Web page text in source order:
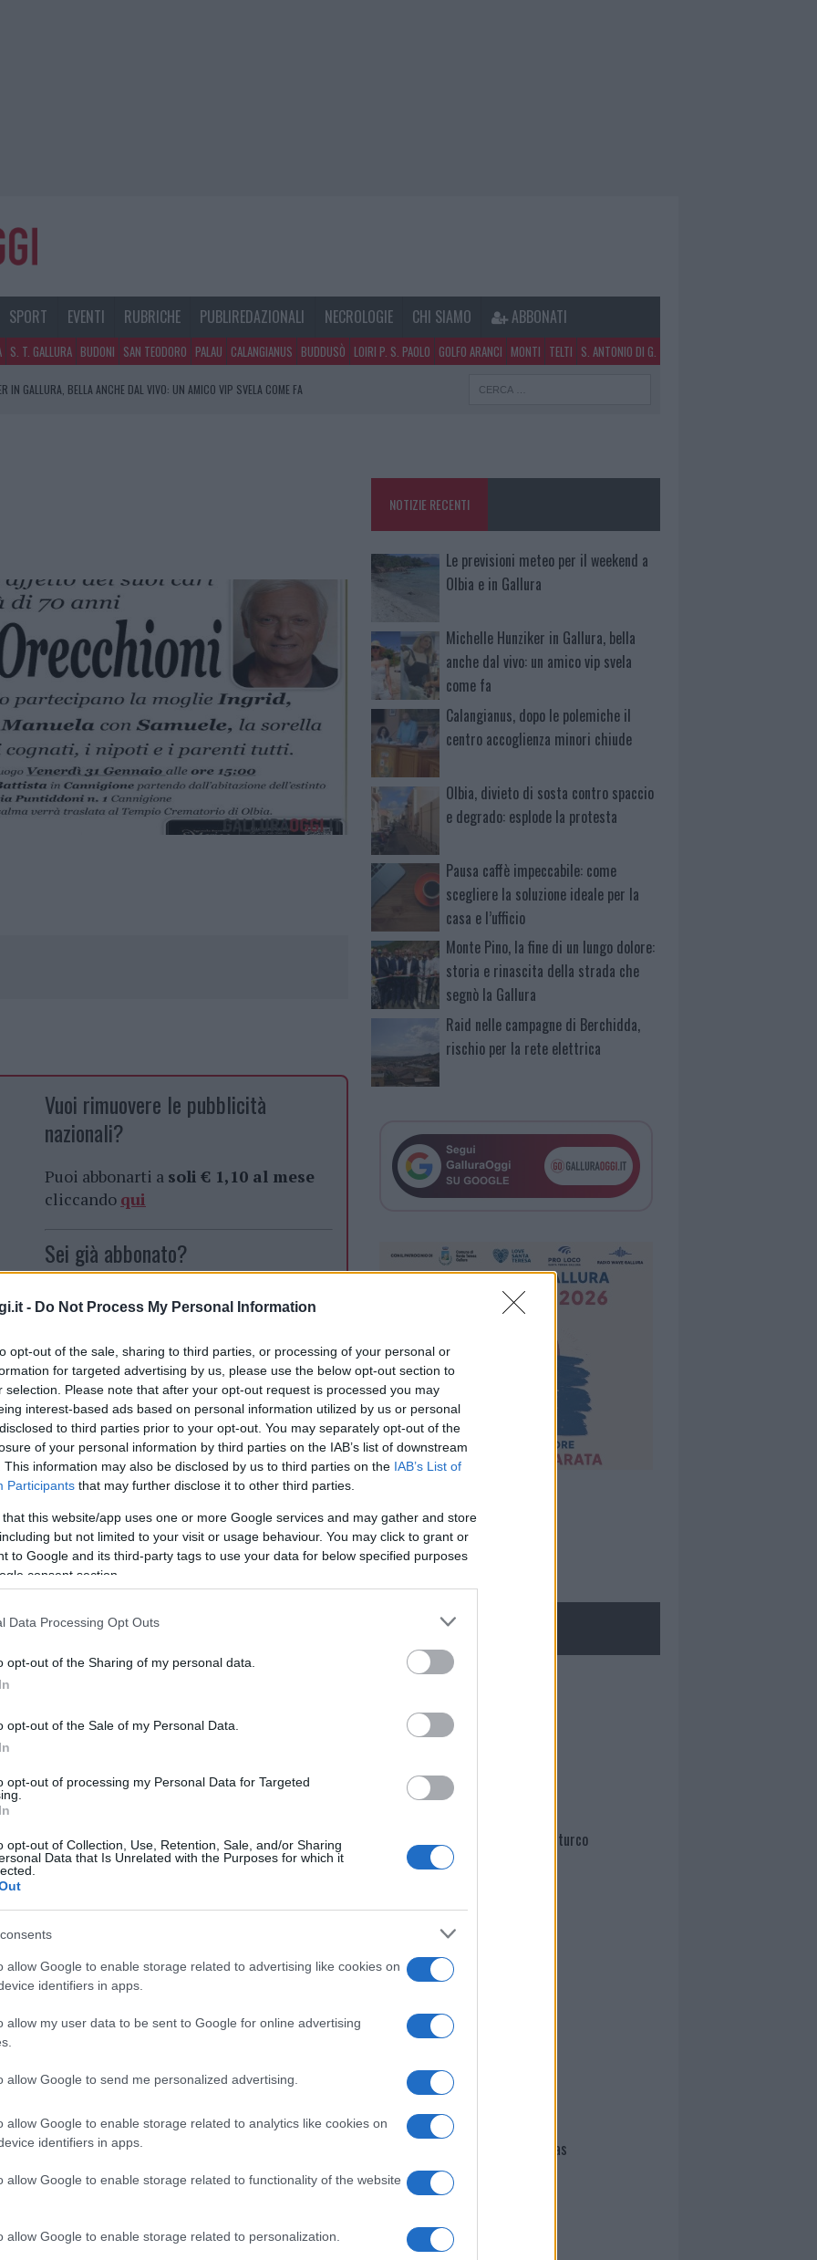
- Do Not Process My Personal Information
opt-out of the sale, sharing to third parties, or processing of your personal or
for targeted advertising by us, please use the below opt-out section to
selection. Please note that after your opt-out request is processed you may
interest-based ads based on personal information utilized by us or personal
to third parties prior to your opt-out. You may separately opt-out of the
of your personal information by third parties on the IAB’s list of downstream
This information may also be disclosed by us to third parties on the IAB’s List of
Participants that may further disclose it to other third parties.
that this website/app uses one or more Google services and may gather and store
but not limited to your visit or usage behaviour. You may click to grant or
to Google and its third-party tags to use your data for below specified purposes
consent section.
Data Processing Opt Outs
opt-out of the Sharing of my personal data.
opt-out of the Sale of my Personal Data.
opt-out of processing my Personal Data for Targeted
opt-out of Collection, Use, Retention, Sale, and/or Sharing
Data that Is Unrelated with the Purposes for which it
allow Google to enable storage related to advertising like cookies on
identifiers in apps.
allow my user data to be sent to Google for online advertising
allow Google to send me personalized advertising.
allow Google to enable storage related to analytics like cookies on
identifiers in apps.
allow Google to enable storage related to functionality of the website
allow Google to enable storage related to personalization.
SPORT EVENTI RUBRICHE PUBLIREDAZIONALI NECROLOGIE CHI SIAMO ABBONATI
S. T. GALLURA BUDONI SAN TEODORO PALAU CALANGIANUS BUDDUSÒ LOIRI P. S. PAOLO GOLFO ARANCI MONTI TELTI S. ANTONIO DI G.
IN GALLURA, BELLA ANCHE DAL VIVO: UN AMICO VIP SVELA COME FA
LA SOLUZIONE IDEALE PER LA CASA E L’UFFICIO
Vuoi rimuovere le pubblicità
nazionali?
Puoi abbonarti a soli € 1,10 al mese
cliccando qui
Sei già abbonato?
Puoi effettuare l'accesso andando
sito o cliccando qui
i tuoi video e le tue foto
+39 345 356 7512
di GalluraOggi.it
news daGoogle News
Prossimo articolo
NOTIZIE RECENTI
Le previsioni meteo per il weekend a
Olbia e in Gallura
Michelle Hunziker in Gallura, bella
anche dal vivo: un amico vip svela
come fa
Calangianus, dopo le polemiche il
centro accoglienza minori chiude
Olbia, divieto di sosta contro spaccio
e degrado: esplode la protesta
Pausa caffè impeccabile: come
scegliere la soluzione ideale per la
casa e l’ufficio
Monte Pino, la fine di un lungo dolore:
storia e rinascita della strada che
segnò la Gallura
Raid nelle campagne di Berchidda,
rischio per la rete elettrica
NECROLOGIE
Martina Agostina Diturco
I nostri cari
I nostri cari
Giovannimaria Cabras